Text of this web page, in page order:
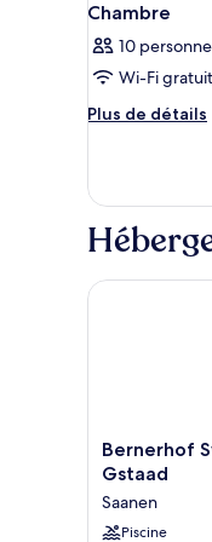
Chambre
10
Wi-Fi gratuit
Plus de détails
Plus
le
type
de
Chambre
Bernerhof
Swiss
Hotel
Gstaad
Bernerhof
Gstaad
Saanen
Piscine
Bernerhof